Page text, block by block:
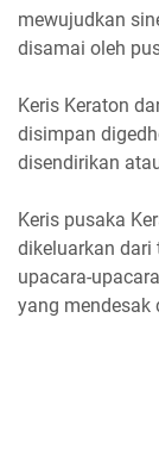
mewujudkan
disamai oleh
Keris Keraton
disimpan
disendirikan
Keris pusaka
dikeluarkan
upacara-
yang mendesak